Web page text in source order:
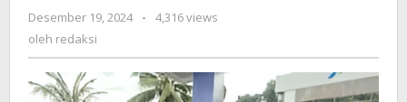
Desember 19, 2024
oleh
-
4,316 views
oleh redaksi